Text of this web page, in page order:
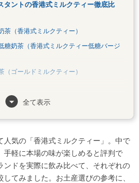
タントの香港式ミルクティー徹底比
（香港式ミルクティー）
奶茶（香港式ミルクティー低糖バージ
ゴールドミルクティー）
ティックタイプ）
比べ表
購入店舗
全て表示
人気の「香港式ミルクティー」。中で
手軽に本場の味が楽しめると評判で
ンドを実際に飲み比べて、それぞれの
てみました。お土産選びの参考に、